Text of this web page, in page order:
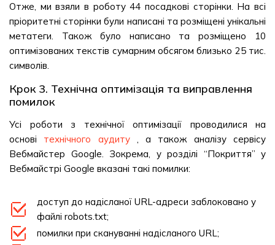
Отже, ми взяли в роботу 44 посадкові сторінки. На всі
пріоритетні сторінки були написані та розміщені унікальні
метатеги. Також було написано та розміщено 10
оптимізованих текстів сумарним обсягом близько 25 тис.
символів.
Крок 3. Технічна оптимізація та виправлення
помилок
Усі роботи з технічної оптимізації проводилися на
основі технічного аудиту, а також аналізу сервісу
Вебмайстер Google. Зокрема, у розділі “Покриття” у
Вебмайстрі Google вказані такі помилки:
доступ до надісланої URL-адреси заблоковано у
файлі robots.txt;
помилки при скануванні надісланого URL;